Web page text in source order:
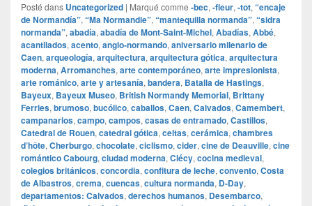
Posté dans Uncategorized | Marqué comme ‑bec, ‑fleur, ‑tot, “encaje
de Normandía”, “Ma Normandie”, “mantequilla normanda”, “sidra
normanda”, abadía, abadía de Mont-Saint-Michel, Abadías, Abbé,
acantilados, acento, anglo‑normando, aniversario milenario de
Caen, arqueología, arquitectura, arquitectura gótica, arquitectura
moderna, Arromanches, arte contemporáneo, arte impresionista,
arte románico, arte y artesanía, bandera, Batalla de Hastings,
Bayeux, Bayeux Museo, British Normandy Memorial, Brittany
Ferries, brumoso, bucólico, caballos, Caen, Calvados, Camembert,
campanarios, campo, campos, casas de entramado, Castillos,
Catedral de Rouen, catedral gótica, celtas, cerámica, chambres
d’hôte, Cherburgo, chocolate, ciclismo, cider, cine de Deauville, cine
romántico Cabourg, ciudad moderna, Clécy, cocina medieval,
colegios británicos, concordia, confitura de leche, convento, Costa
de Albastros, crema, cuencas, cultura normanda, D‑Day,
departamentos: Calvados, derechos humanos, Desembarco,